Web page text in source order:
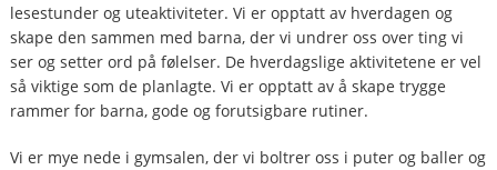
lesestunder og uteaktiviteter. Vi er opptatt av hverdagen og
skape den sammen med barna, der vi undrer oss over ting vi
ser og setter ord på følelser. De hverdagslige aktivitetene er vel
så viktige som de planlagte. Vi er opptatt av å skape trygge
rammer for barna, gode og forutsigbare rutiner.
Vi er mye nede i gymsalen, der vi boltrer oss i puter og baller og